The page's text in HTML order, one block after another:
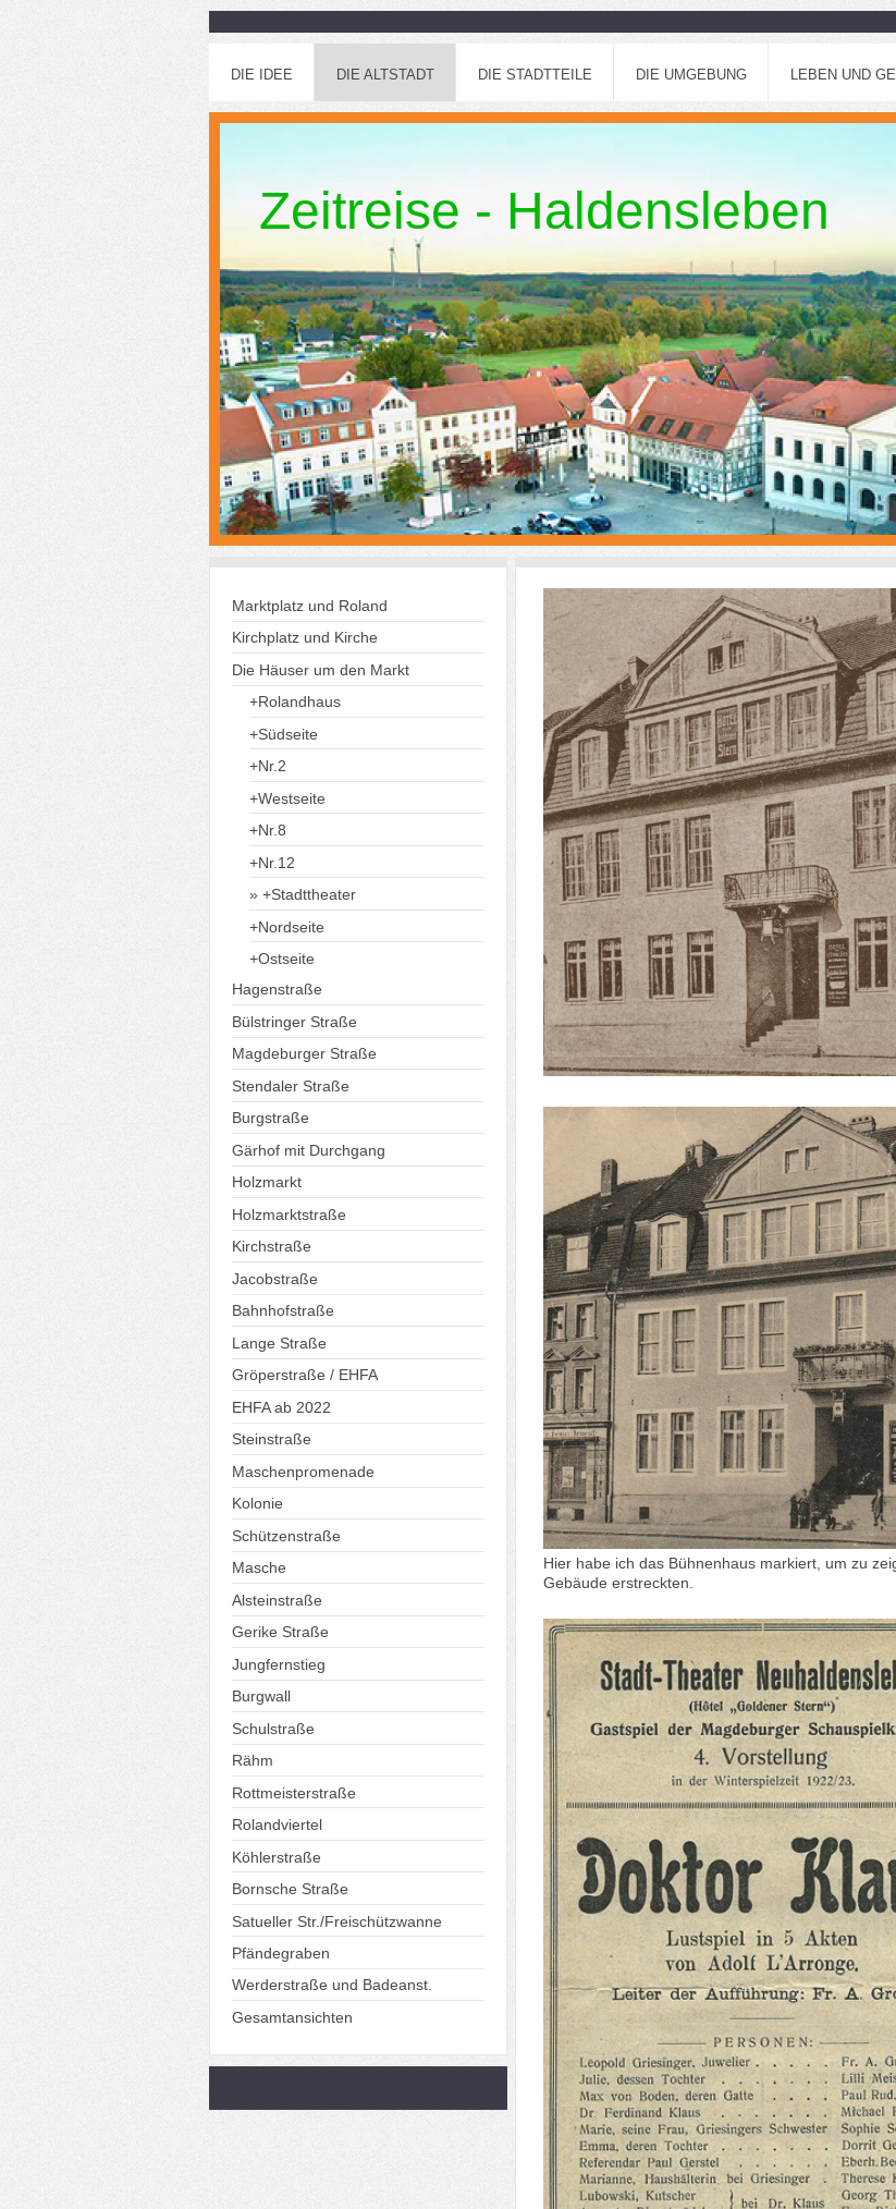
DIE IDEE DIE ALTSTADT DIE STADTTEILE DIE UMGEBUNG LEBEN UND
Zeitreise - Haldensleben
Hier habe ich das Bühnenhaus markiert, um zu
Gebäude erstreckten.
Marktplatz und Roland
Kirchplatz und Kirche
Die Häuser um den Markt
+Rolandhaus
+Südseite
+Nr.2
+Westseite
+Nr.8
+Nr.12
+Stadttheater
+Nordseite
+Ostseite
Hagenstraße
Bülstringer Straße
Magdeburger Straße
Stendaler Straße
Burgstraße
Gärhof mit Durchgang
Holzmarkt
Holzmarktstraße
Kirchstraße
Jacobstraße
Bahnhofstraße
Lange Straße
Gröperstraße / EHFA
EHFA ab 2022
Steinstraße
Maschenpromenade
Kolonie
Schützenstraße
Masche
Alsteinstraße
Gerike Straße
Jungfernstieg
Burgwall
Schulstraße
Rähm
Rottmeisterstraße
Rolandviertel
Köhlerstraße
Bornsche Straße
Satueller Str./Freischützwanne
Pfändegraben
Werderstraße und Badeanst.
Gesamtansichten